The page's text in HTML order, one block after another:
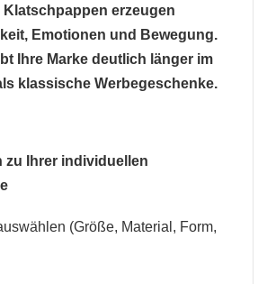
Klatschpappen erzeugen
Emotionen und Bewegung.
Ihre Marke deutlich länger im
klassische Werbegeschenke.
zu Ihrer individuellen
(Größe, Material, Form,